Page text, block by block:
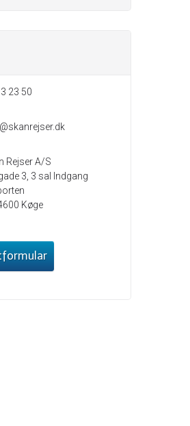
23 50
Rejser A/S
3, 3 sal Indgang
Køge